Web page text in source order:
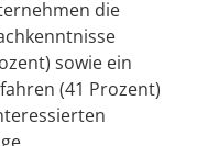
die
sowie ein
(41 Prozent)